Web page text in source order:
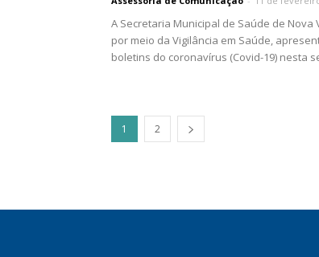
A Secretaria Municipal de Saúde de Nova
por meio da Vigilância em Saúde,
boletins do coronavírus (Covid-19) nesta
1 2